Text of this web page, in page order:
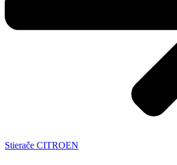
Stierače CITROEN